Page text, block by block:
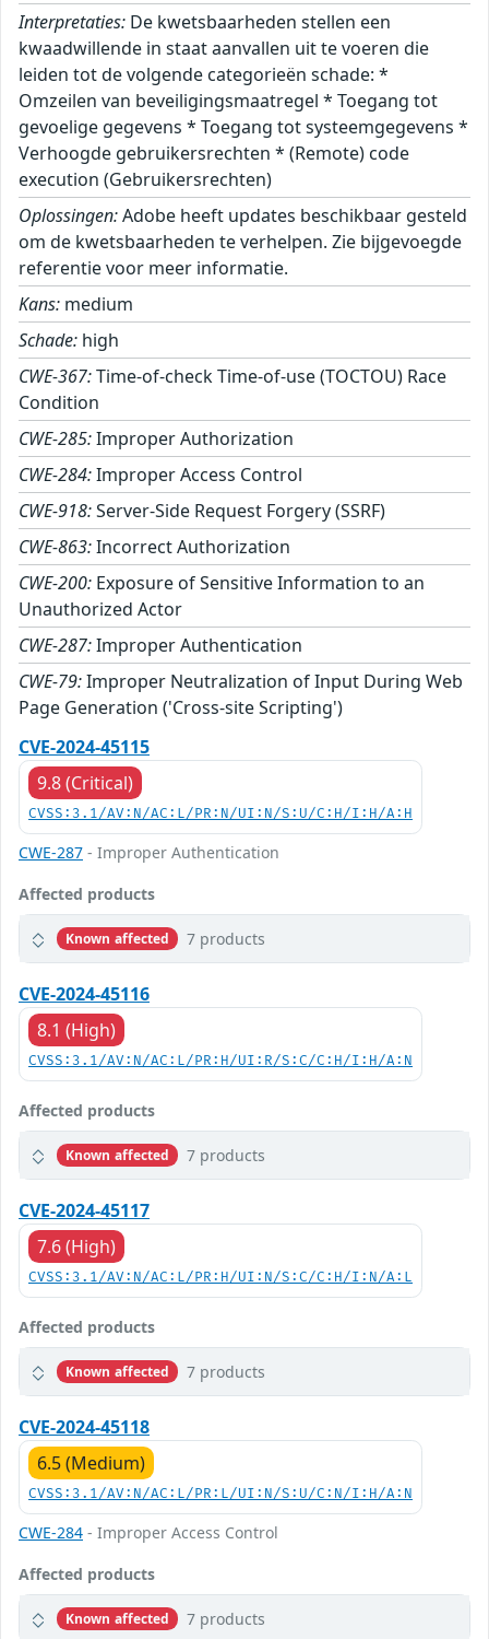
Interpretaties: De kwetsbaarheden stellen een
kwaadwillende in staat aanvallen uit te voeren die
leiden tot de volgende categorieën schade: *
Omzeilen van beveiligingsmaatregel * Toegang tot
gevoelige gegevens * Toegang tot systeemgegevens *
Verhoogde gebruikersrechten * (Remote) code
execution (Gebruikersrechten)
Oplossingen:Adobe heeft updates beschikbaar gesteld
om de kwetsbaarheden te verhelpen. Zie bijgevoegde
referentie voor meer informatie.
Kans: medium
Schade: high
CWE-367:Time-of-check Time-of-use (TOCTOU) Race
Condition
CWE-285:Improper Authorization
CWE-284:Improper Access Control
CWE-918:Server-Side Request Forgery (SSRF)
CWE-863:Incorrect Authorization
CWE-200: Exposure of Sensitive Information to an
Unauthorized Actor
CWE-287:Improper Authentication
CWE-79:Improper Neutralization of Input During Web
Page Generation ('Cross-site Scripting')
CVE-2024-45115
9.8 (Critical)
CVSS:3.1/AV:N/AC:L/PR:N/UI:N/S:U/C:H/I:H/A:H
CWE-287 - Improper Authentication
Affected products
Known affected 7 products
CVE-2024-45116
8.1 (High)
CVSS:3.1/AV:N/AC:L/PR:H/UI:R/S:C/C:H/I:H/A:N
Affected products
Known affected 7 products
CVE-2024-45117
7.6 (High)
CVSS:3.1/AV:N/AC:L/PR:H/UI:N/S:C/C:H/I:N/A:L
Affected products
Known affected 7 products
CVE-2024-45118
6.5 (Medium)
CVSS:3.1/AV:N/AC:L/PR:L/UI:N/S:U/C:N/I:H/A:N
CWE-284 - Improper Access Control
Affected products
Known affected 7 products